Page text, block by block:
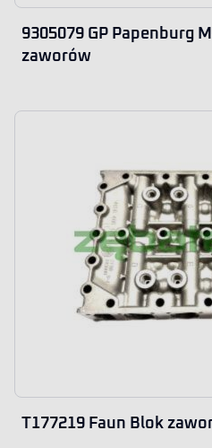
9305079 GP Papenburg
zaworów
T177219 Faun Blok